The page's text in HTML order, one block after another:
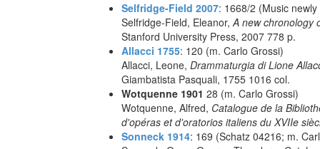
Selfridge-Field 2007: 1668/2 (Music
Selfridge-Field, Eleanor,A new chronology
Stanford University Press, 2007 778 p.
Allacci 1755: 120 (m. Carlo Grossi)
Allacci, Leone, Drammaturgia di Lione
Giambatista Pasquali, 1755 1016 col.
Wotquenne 1901 28 (m. Carlo Grossi)
Wotquenne, Alfred, Catalogue de la
d'opéras et d'oratorios italiens du XVIIe
Sonneck 1914: 169 (Schatz 04216; m.